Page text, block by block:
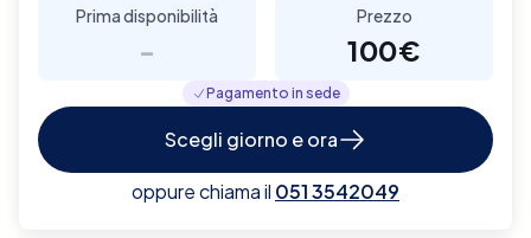
Prima disponibilità
-
Prezzo
100€
Pagamento in sede
Scegli giorno e ora
oppure chiama il 051 3542049